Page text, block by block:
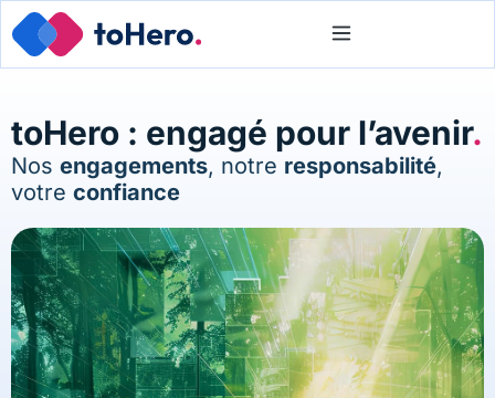
toHero : engagé pour l’avenir.
Nos engagements, notre responsabilité,
votre confiance